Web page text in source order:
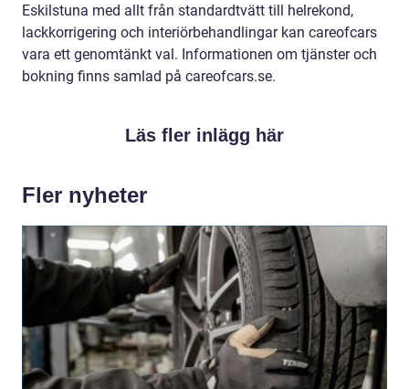
Eskilstuna med allt från standardtvätt till helrekond,
lackkorrigering och interiörbehandlingar kan careofcars
vara ett genomtänkt val. Informationen om tjänster och
bokning finns samlad på careofcars.se.
Läs fler inlägg här
Fler nyheter